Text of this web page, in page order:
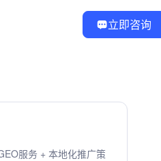
立即咨询
服务 + 本地化推广策